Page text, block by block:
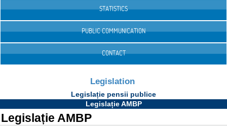
STATISTICS
PUBLIC COMMUNICATION
CONTACT
Legislation
Legislație pensii publice
Legislație AMBP
Legislație AMBP